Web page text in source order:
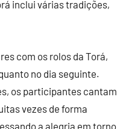
inclui várias tradições,
com os rolos da Torá,
no dia seguinte.
os participantes cantam
vezes de forma
a alegria em torno